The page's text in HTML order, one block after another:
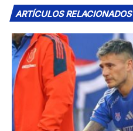
ARTÍCULOS RELACIONADOS